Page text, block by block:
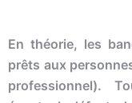
En théorie, les
prêts aux
professionnel).